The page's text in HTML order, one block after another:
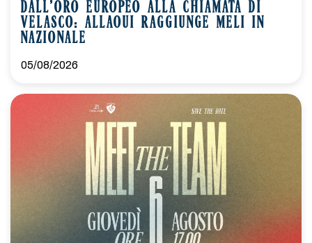
DALL’ORO EUROPEO ALLA CHIAMATA DI
VELASCO: ALLAOUI RAGGIUNGE MELI IN
NAZIONALE
05/08/2026